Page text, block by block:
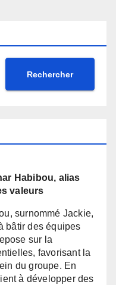
Rechercher
Habibou, alias
valeurs
surnommé Jackie,
bâtir des équipes
sur la
favorisant la
du groupe. En
à développer des